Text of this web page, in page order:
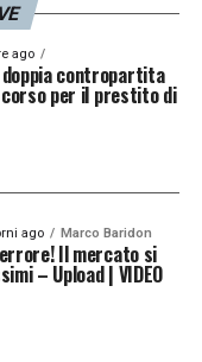
ago
doppia contropartita
per il prestito di
ago Marco Baridon
Il mercato si
– Upload | VIDEO